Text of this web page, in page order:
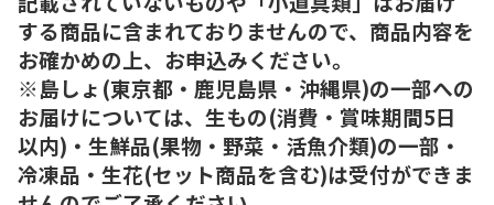
する商品に含まれておりませんので、商品内容を
お確かめの上、お申込みください。
※島しょ(東京都・鹿児島県・沖縄県)の一部への
お届けについては、生もの(消費・賞味期間5日
以内)・生鮮品(果物・野菜・活魚介類)の一部・
冷凍品・生花(セット商品を含む)は受付ができま